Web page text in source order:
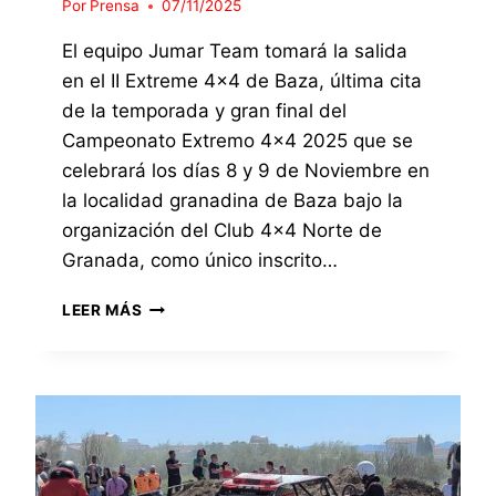
O
Í
A
S
P
E
R
P
O
O
T
R
Á
E
N
E
L
E
X
T
R
M
E
T
Por Prensa 07/11/2025
El equipo Jumar Team tomará la salida
en el II Extreme 4×4 de Baza, última cita
de la temporada y gran final del
Campeonato Extremo 4×4 2025 que se
celebrará los días 8 y 9 de Noviembre en
la localidad granadina de Baza bajo la
organización del Club 4×4 Norte de
Granada, como único inscrito…
LEER MÁS E
U
P
O
J